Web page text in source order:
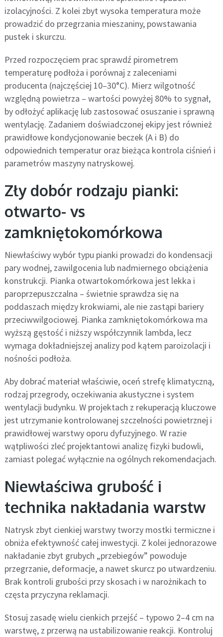
izolacyjności. Z kolei zbyt wysoka temperatura może
prowadzić do przegrzania mieszaniny, powstawania
pustek i skurczu.
Przed rozpoczęciem prac sprawdź pirometrem
temperaturę podłoża i porównaj z zaleceniami
producenta (najczęściej 10–30°C). Mierz wilgotność
względną powietrza – wartości powyżej 80% to sygnał,
by odłożyć aplikację lub zastosować osuszanie i sprawną
wentylację. Zadaniem doświadczonej ekipy jest również
prawidłowe kondycjonowanie beczek (A i B) do
odpowiednich temperatur oraz bieżąca kontrola ciśnień i
parametrów maszyny natryskowej.
Zły dobór rodzaju pianki:
otwarto- vs
zamkniętokomórkowa
Niewłaściwy wybór typu pianki prowadzi do kondensacji
pary wodnej, zawilgocenia lub nadmiernego obciążenia
konstrukcji. Pianka otwartokomórkowa jest lekka i
paroprzepuszczalna – świetnie sprawdza się na
poddaszach między krokwiami, ale nie zastąpi bariery
przeciwwilgociowej. Pianka zamkniętokomórkowa ma
wyższą gęstość i niższy współczynnik lambda, lecz
wymaga dokładniejszej analizy pod kątem paroizolacji i
nośności podłoża.
Aby dobrać materiał właściwie, oceń strefę klimatyczną,
rodzaj przegrody, oczekiwania akustyczne i system
wentylacji budynku. W projektach z rekuperacją kluczowe
jest utrzymanie kontrolowanej szczelności powietrznej i
prawidłowej warstwy oporu dyfuzyjnego. W razie
wątpliwości zleć projektantowi analizę fizyki budowli,
zamiast polegać wyłącznie na ogólnych rekomendacjach.
Niewłaściwa grubość i
technika nakładania warstw
Natrysk zbyt cienkiej warstwy tworzy mostki termiczne i
obniża efektywność całej inwestycji. Z kolei jednorazowe
nakładanie zbyt grubych „przebiegów” powoduje
przegrzanie, deformacje, a nawet skurcz po utwardzeniu.
Brak kontroli grubości przy skosach i w narożnikach to
częsta przyczyna reklamacji.
Stosuj zasadę wielu cienkich przejść – typowo 2–4 cm na
warstwę, z przerwą na ustabilizowanie reakcji. Kontroluj